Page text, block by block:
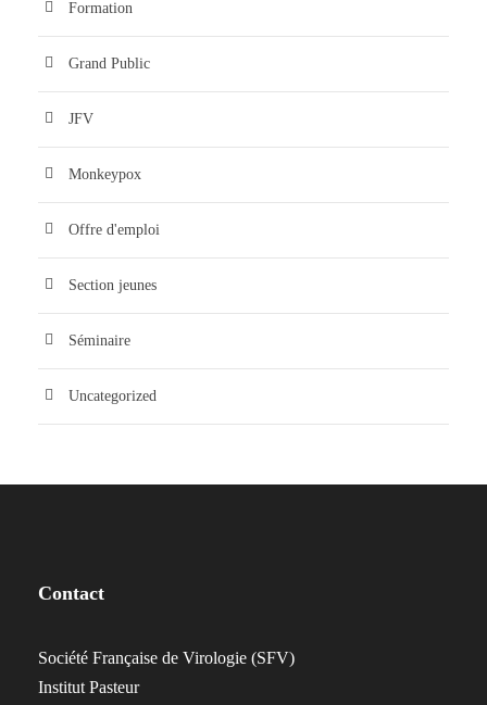
Formation
Grand Public
JFV
Monkeypox
Offre d'emploi
Section jeunes
Séminaire
Uncategorized
Contact
Société Française de Virologie (SFV)
Institut Pasteur